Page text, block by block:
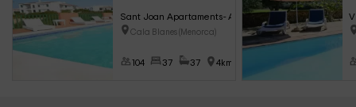
Sant Joan Apartaments- Adults Only
Cala Blanes (Menorca)
104 37 37 4km